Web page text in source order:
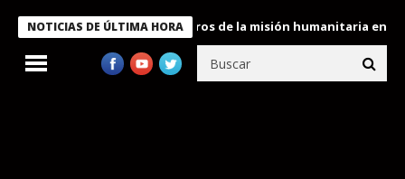
NOTICIAS DE ÚLTIMA HORA
condecora a miembros de la misión humanitaria enviada a